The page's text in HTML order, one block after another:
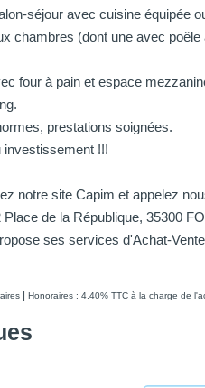
séjour avec cuisine équipée
chambres (dont une avec
four à pain et espace
prestations soignées.
investissement !!!
notre site Capim et appelez
de la République, 35300
ses services d'Achat-
Honoraires : 4.40% TTC à la charge de